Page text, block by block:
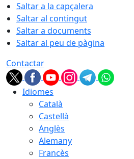
Saltar a la capçalera
Saltar al contingut
Saltar a documents
Saltar al peu de pàgina
Contactar
Idiomes
Català
Castellà
Anglès
Alemany
Francès